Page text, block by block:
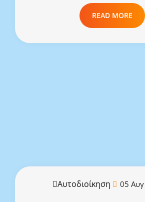
READ MORE
Αυτοδιοίκηση 05